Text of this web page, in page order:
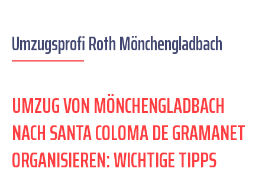
Umzugsprofi Roth Mönchengladbach
UMZUG VON MÖNCHENGLADBACH
NACH SANTA COLOMA DE GRAMANET
ORGANISIEREN: WICHTIGE TIPPS